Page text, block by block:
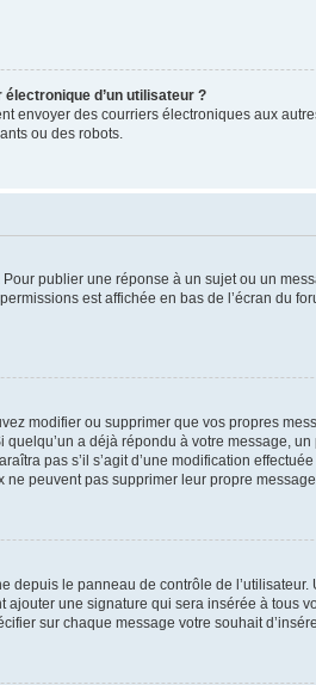
d’un utilisateur ?
envoyer des courriers électroniques aux
ou des robots.
publier une réponse à un sujet ou un
est affichée en bas de l’écran du
modifier ou supprimer que vos propres
a déjà répondu à votre message,
pas s’il s’agit d’une modification
peuvent pas supprimer leur propre
le panneau de contrôle de
une signature qui sera insérée à tous
sur chaque message votre souhait